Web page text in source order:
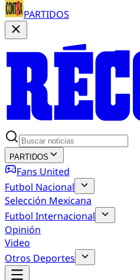
PARTIDOS
PARTIDOS
Fans United
Futbol Nacional
Selección Mexicana
Futbol Internacional
Opinión
Video
Otros Deportes